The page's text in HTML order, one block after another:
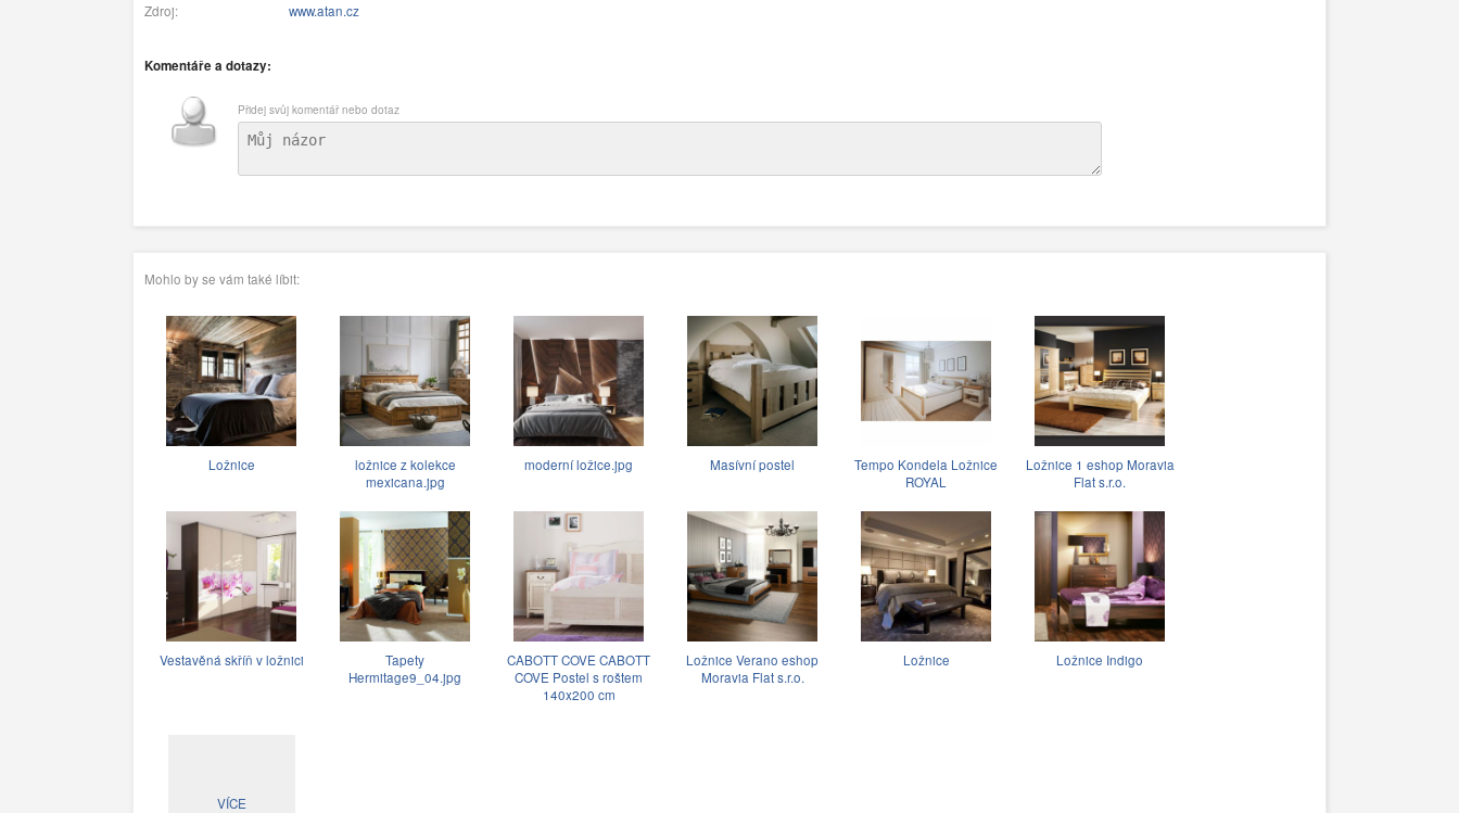
Zdroj:
www.atan.cz
Komentáře a dotazy:
Přidej svůj komentář nebo dotaz
Mohlo by se vám také líbit:
Ložnice
ložnice z kolekce
mexicana.jpg
moderní ložice.jpg Masívní postel
Tempo Kondela Ložnice
ROYAL
Ložnice 1 eshop Moravia
Flat s.r.o.
Vestavěná skříň v ložnici
Tapety
Hermitage9_04.jpg
CABOTT COVE CABOTT
COVE Postel s roštem
140x200 cm
Ložnice Verano eshop
Moravia Flat s.r.o.
Ložnice Ložnice Indigo
VÍCE